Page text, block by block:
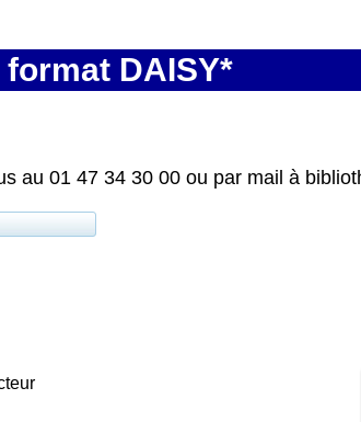
DAISY*
au 01 47 34 30 00 ou par mail à